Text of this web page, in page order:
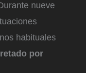
nueve
habituales
por